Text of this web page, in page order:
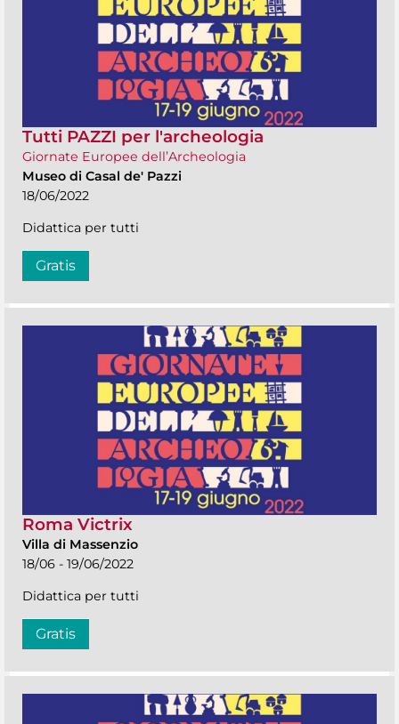
Tutti PAZZI per l'archeologia
Giornate Europee dell’Archeologia
Museo di Casal de' Pazzi
18/06/2022
Didattica per tutti
Gratis
Roma Victrix
Villa di Massenzio
18/06 - 19/06/2022
Didattica per tutti
Gratis